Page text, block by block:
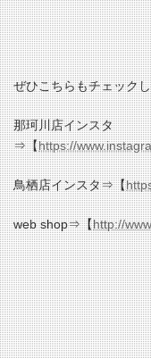
ぜひこちらもチェック
那珂川店インスタ
⇒【https://
鳥栖店インスタ⇒【
web shop⇒【http://